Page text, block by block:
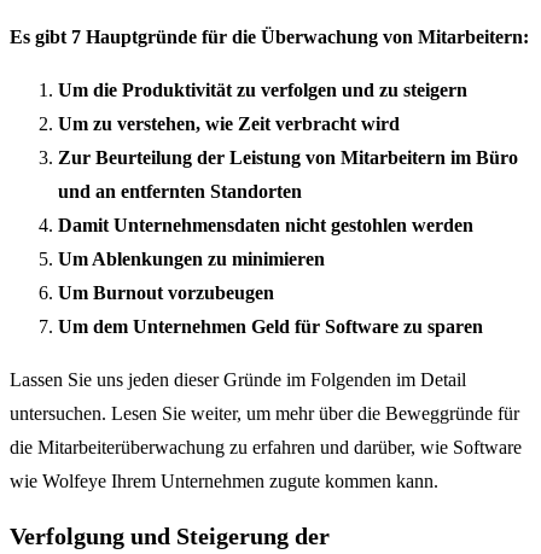
Es gibt 7 Hauptgründe für die Überwachung von Mitarbeitern:
Um die Produktivität zu verfolgen und zu steigern
Um zu verstehen, wie Zeit verbracht wird
Zur Beurteilung der Leistung von Mitarbeitern im Büro
und an entfernten Standorten
Damit Unternehmensdaten nicht gestohlen werden
Um Ablenkungen zu minimieren
Um Burnout vorzubeugen
Um dem Unternehmen Geld für Software zu sparen
Lassen Sie uns jeden dieser Gründe im Folgenden im Detail
untersuchen. Lesen Sie weiter, um mehr über die Beweggründe für
die Mitarbeiterüberwachung zu erfahren und darüber, wie Software
wie Wolfeye Ihrem Unternehmen zugute kommen kann.
Verfolgung und Steigerung der